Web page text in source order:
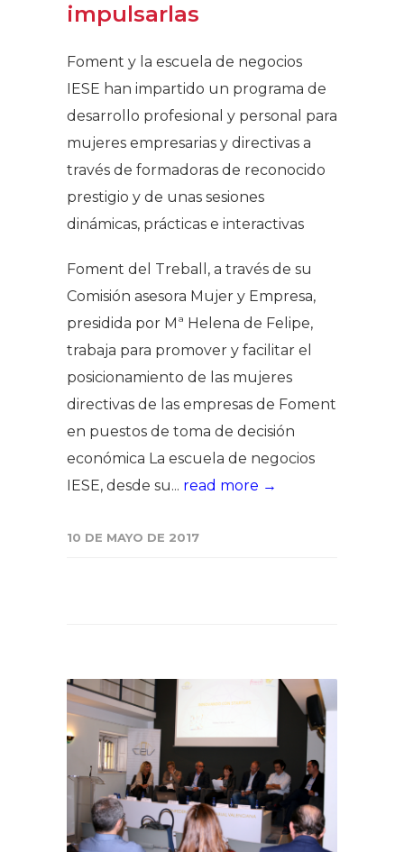
impulsarlas
Foment y la escuela de negocios
IESE han impartido un programa de
desarrollo profesional y personal para
mujeres empresarias y directivas a
través de formadoras de reconocido
prestigio y de unas sesiones
dinámicas, prácticas e interactivas
Foment del Treball, a través de su
Comisión asesora Mujer y Empresa,
presidida por Mª Helena de Felipe,
trabaja para promover y facilitar el
posicionamiento de las mujeres
directivas de las empresas de Foment
en puestos de toma de decisión
económica La escuela de negocios
IESE, desde su... read more →
10 DE MAYO DE 2017